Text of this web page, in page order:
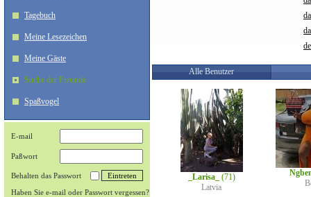
Tagebuch
Meine Lesezeichen
Meine Gäste
Suche der Freunde
Spaßvogel
E-mail
Paßwort
Behalten das Passwort
Haben Sie e-mail oder Passwort vergessen?
Alle Benutzer
_Larisa_
(71)
Latvia